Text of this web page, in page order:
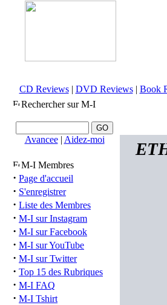
CD Reviews| DVD Reviews| Book
Rechercher sur M-I
Avancee| Aidez-moi
M-I Membres
· Page d'accueil
· S'enregistrer
· Liste des Membres
· M-I sur Instagram
· M-I sur Facebook
· M-I sur YouTube
· M-I sur Twitter
· Top 15 des Rubriques
· M-I FAQ
· M-I Tshirt